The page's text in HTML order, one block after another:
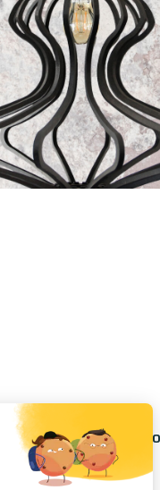
À propos